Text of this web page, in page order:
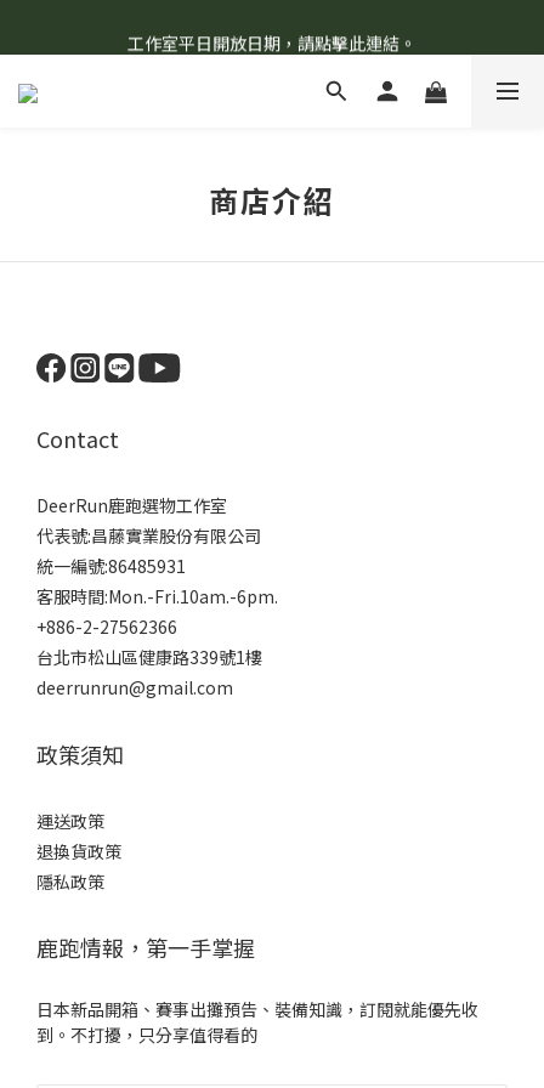
工作室平日開放日期，請點擊此連結。
柯氏野生活推薦商品預購連結，請點此進入！
商店介紹
Contact
DeerRun鹿跑選物工作室
代表號:昌藤實業股份有限公司
統一編號:86485931
客服時間:Mon.-Fri.10am.-6pm.
+886-2-27562366
台北市松山區健康路339號1樓
deerrunrun@gmail.com
政策須知
運送政策
退換貨政策
隱私政策
鹿跑情報，第一手掌握
日本新品開箱、賽事出攤預告、裝備知識，訂閱就能優先收
到。不打擾，只分享值得看的